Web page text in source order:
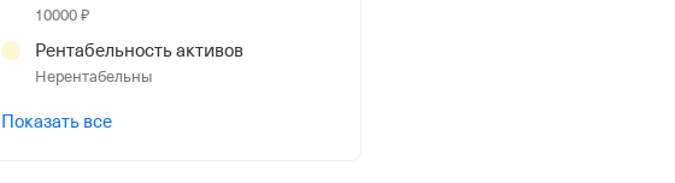
10000 ₽
Рентабельность активов
Нерентабельны
Показать все